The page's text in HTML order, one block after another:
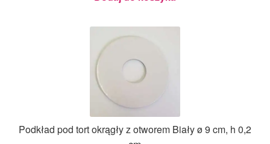
Podkład pod tort okrągły z otworem Biały ø 9 cm, h 0,2